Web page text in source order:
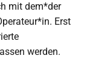
mit dem*der
Erst
werden.